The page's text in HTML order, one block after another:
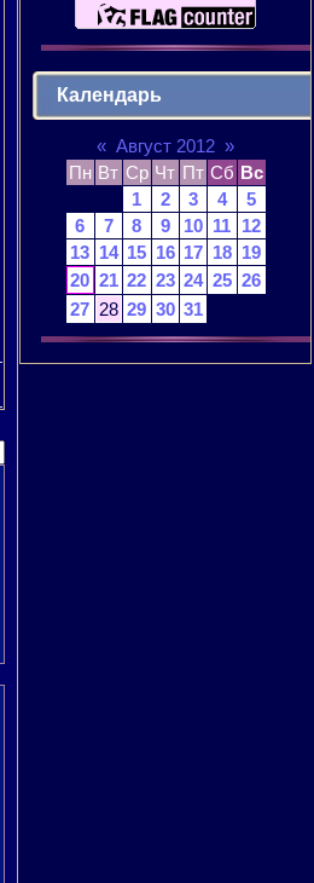
Календарь
« Август 2012 »
Пн Вт Ср Чт Пт Сб Вс
1
2 3 4
5
6
7 8 9 10 11 12
13 14 15 16 17 18 19
20 21 22 23 24 25 26
27 28 29 30 31